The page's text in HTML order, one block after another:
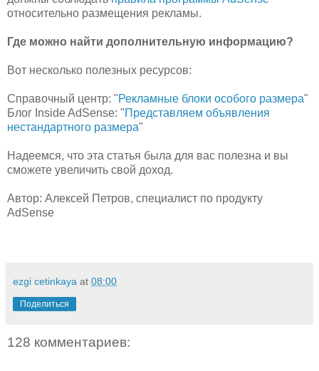
относительно размещения рекламы.
Где можно найти дополнительную информацию?
Вот несколько полезных ресурсов:
Справочный центр: "Рекламные блоки особого размера"
Блог Inside AdSense: "Представляем объявления
нестандартного размера"
Надеемся, что эта статья была для вас полезна и вы
сможете увеличить свой доход.
Автор: Алексей Петров, специалист по продукту
AdSense
ezgi cetinkaya at 08:00
Поделиться
128 комментариев: